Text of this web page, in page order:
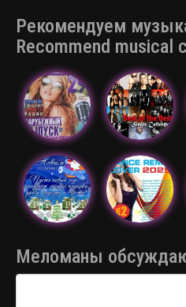
Рекомендуем
Recommend musical
Меломаны